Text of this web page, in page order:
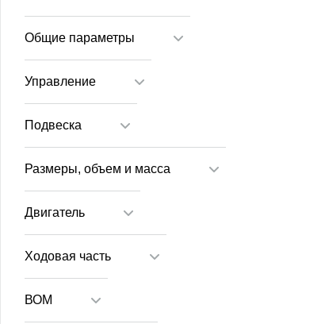
Общие параметры
Управление
Подвеска
Размеры, объем и масса
Двигатель
Ходовая часть
ВОМ